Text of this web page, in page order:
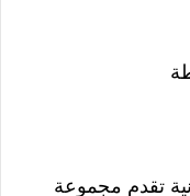
تقدم مجموعة